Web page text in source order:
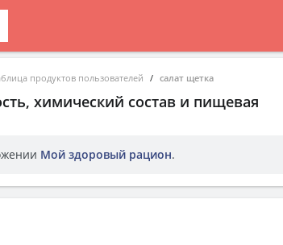
продуктов пользователей салат щетка
химический состав и пищевая
Мой здоровый рацион.